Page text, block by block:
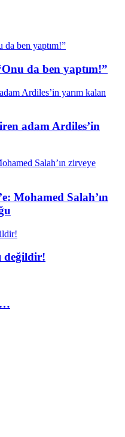
da ben yaptım!”
adam Ardiles’in
Mohamed Salah’ın
değildir!